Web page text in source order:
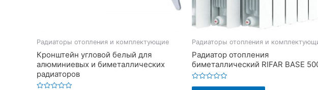
Радиаторы отопления и комплектующие
Кронштейн угловой белый для
алюминиевых и биметаллических
радиаторов
Радиаторы отопления и
Радиатор отопления
биметаллический RIFAR BASE
Оценка